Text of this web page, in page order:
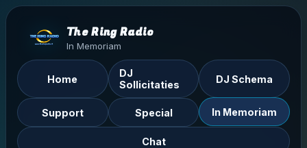
The Ring Radio
In Memoriam
Home
DJ
Sollicitaties
DJ Schema
Support Special In Memoriam
Chat